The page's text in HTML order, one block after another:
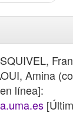
Amina
línea]: